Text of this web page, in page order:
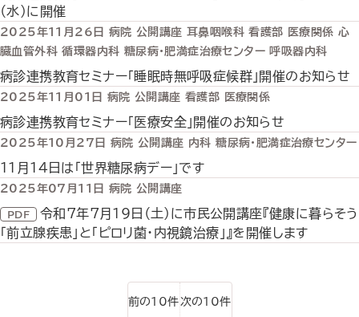
（水）に開催
2025年11月26日 病院 公開講座 耳鼻咽喉科 看護部 医療関係 心
臓血管外科 循環器内科 糖尿病・肥満症治療センター 呼吸器内科
病診連携教育セミナー「睡眠時無呼吸症候群」開催のお知らせ
2025年11月01日 病院 公開講座 看護部 医療関係
病診連携教育セミナー「医療安全」開催のお知らせ
2025年10月27日 病院 公開講座 内科 糖尿病・肥満症治療センター
11月14日は「世界糖尿病デー」です
2025年07月11日 病院 公開講座
令和7年7月19日（土）に市民公開講座『健康に暮らそう
「前立腺疾患」と「ピロリ菌・内視鏡治療」』を開催します
前の10件次の10件